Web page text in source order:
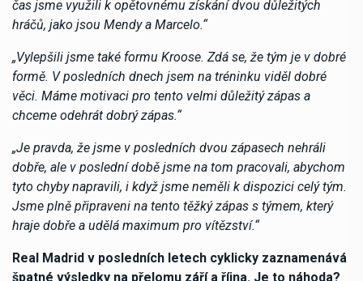
čas jsme využili k opětovnému získání dvou důležitých
hráčů, jako jsou Mendy a Marcelo.“
„Vylepšili jsme také formu Kroose. Zdá se, že tým je v dobré
formě. V posledních dnech jsem na tréninku viděl dobré
věci. Máme motivaci pro tento velmi důležitý zápas a
chceme odehrát dobrý zápas.“
„Je pravda, že jsme v posledních dvou zápasech nehráli
dobře, ale v poslední době jsme na tom pracovali, abychom
tyto chyby napravili, i když jsme neměli k dispozici celý tým.
Jsme plně připraveni na tento těžký zápas s týmem, který
hraje dobře a udělá maximum pro vítězství.“
Real Madrid v posledních letech cyklicky zaznamenává
špatné výsledky na přelomu září a října. Je to náhoda?